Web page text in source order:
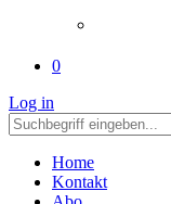
0
Log in
Home
Kontakt